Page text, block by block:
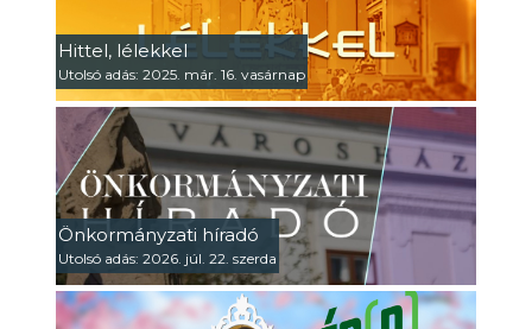
Hittel, lélekkel
Utolsó adás: 2025. már. 16. vasárnap
Önkormányzati híradó
Utolsó adás: 2026. júl. 22. szerda